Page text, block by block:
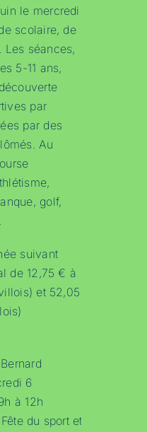
le mercredi
scolaire, de
Les séances,
5-11 ans,
par
par des
Au
golf,
suivant
de 12,75 € à
et 52,05
6
à 12h
du sport et